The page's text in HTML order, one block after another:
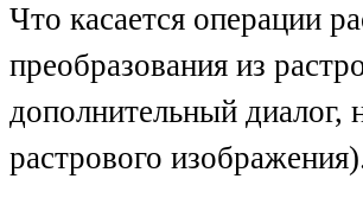
Что касается операции
преобразования из
дополнительный
растрового